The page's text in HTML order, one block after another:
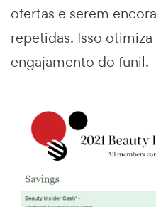
ofertas e serem
repetidas. Isso otimiza
engajamento do funil.